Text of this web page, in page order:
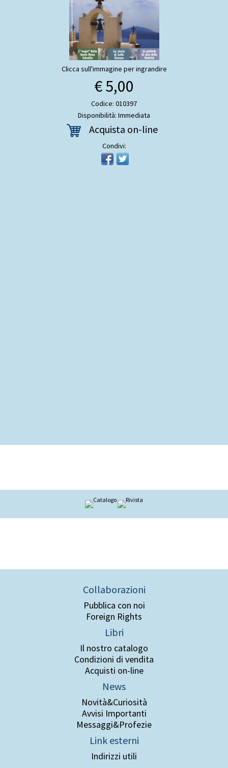
Clicca sull'immagine per ingrandire
€ 5,00
Codice: 010397
Disponibilità: Immediata
Acquista on-line
Condivi:
Collaborazioni
Pubblica con noi
Foreign Rights
Libri
Il nostro catalogo
Condizioni di vendita
Acquisti on-line
News
Novità&Curiosità
Avvisi Importanti
Messaggi&Profezie
Link esterni
Indirizzi utili